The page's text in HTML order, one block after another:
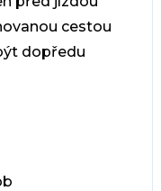
cestou
dopředu